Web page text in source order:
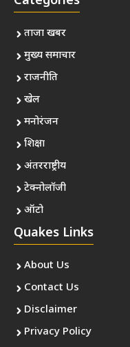
ताजा खबर
मुख्य समाचार
राजनीति
खेल
मनोरंजन
शिक्षा
अंतरराष्ट्रीय
टेक्नोलॉजी
ऑटो
Quakes Links
About Us
Contact Us
Disclaimer
Privacy Policy